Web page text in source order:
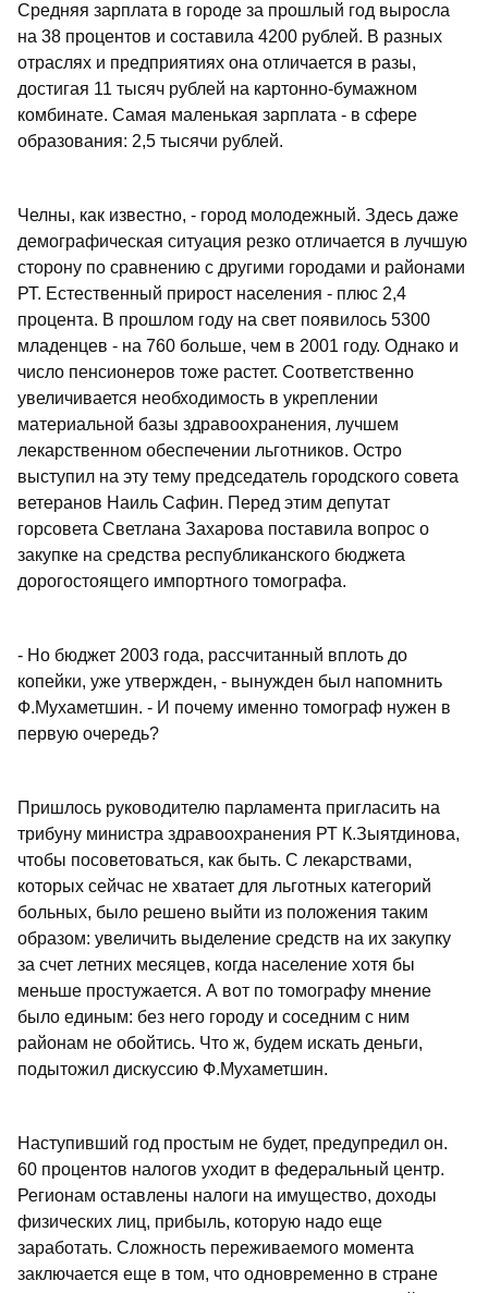
Средняя зарплата в городе за прошлый год выросла
на 38 процентов и составила 4200 рублей. В разных
отраслях и предприятиях она отличается в разы,
достигая 11 тысяч рублей на картонно-бумажном
комбинате. Самая маленькая зарплата - в сфере
образования: 2,5 тысячи рублей.
Челны, как известно, - город молодежный. Здесь даже
демографическая ситуация резко отличается в лучшую
сторону по сравнению с другими городами и районами
РТ. Естественный прирост населения - плюс 2,4
процента. В прошлом году на свет появилось 5300
младенцев - на 760 больше, чем в 2001 году. Однако и
число пенсионеров тоже растет. Соответственно
увеличивается необходимость в укреплении
материальной базы здравоохранения, лучшем
лекарственном обеспечении льготников. Остро
выступил на эту тему председатель городского совета
ветеранов Наиль Сафин. Перед этим депутат
горсовета Светлана Захарова поставила вопрос о
закупке на средства республиканского бюджета
дорогостоящего импортного томографа.
- Но бюджет 2003 года, рассчитанный вплоть до
копейки, уже утвержден, - вынужден был напомнить
Ф.Мухаметшин. - И почему именно томограф нужен в
первую очередь?
Пришлось руководителю парламента пригласить на
трибуну министра здравоохранения РТ К.Зыятдинова,
чтобы посоветоваться, как быть. С лекарствами,
которых сейчас не хватает для льготных категорий
больных, было решено выйти из положения таким
образом: увеличить выделение средств на их закупку
за счет летних месяцев, когда население хотя бы
меньше простужается. А вот по томографу мнение
было единым: без него городу и соседним с ним
районам не обойтись. Что ж, будем искать деньги,
подытожил дискуссию Ф.Мухаметшин.
Наступивший год простым не будет, предупредил он.
60 процентов налогов уходит в федеральный центр.
Регионам оставлены налоги на имущество, доходы
физических лиц, прибыль, которую надо еще
заработать. Сложность переживаемого момента
заключается еще в том, что одновременно в стране